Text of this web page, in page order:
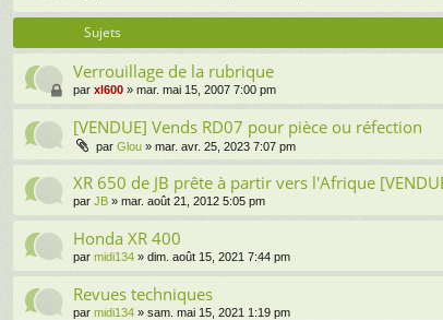
Sujets
Verrouillage de la rubrique
par xl600 » mar. mai 15, 2007 7:00 pm
[VENDUE] Vends RD07 pour pièce ou réfection
par Glou » mar. avr. 25, 2023 7:07 pm
XR 650 de JB prête à partir vers l'Afrique
par JB » mar. août 21, 2012 5:05 pm
Honda XR 400
par midi134 » dim. août 15, 2021 7:44 pm
Revues techniques
par midi134 » sam. mai 15, 2021 1:19 pm